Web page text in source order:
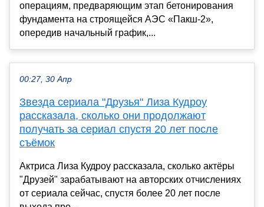
операциям, предваряющим этап бетонирования
фундамента на строящейся АЭС «Пакш-2»,
опередив начальный график,...
00:27, 30 Апр
Звезда сериала "Друзья" Лиза Кудроу
рассказала, сколько они продолжают
получать за сериал спустя 20 лет после
съёмок
Актриса Лиза Кудроу рассказала, сколько актёры
"Друзей" зарабатывают на авторских отчислениях
от сериала сейчас, спустя более 20 лет после